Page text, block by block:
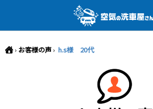
› お客様の声› h.s様 20代